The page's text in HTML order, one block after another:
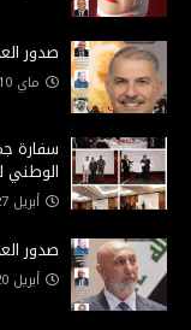
صدور العدد 182 لصحيفة الحدث
ماي 10, 2026
سفارة
الوطني
أبريل 27, 2026
صدور العدد 181 لصحيفة الحدث
أبريل 20, 2026